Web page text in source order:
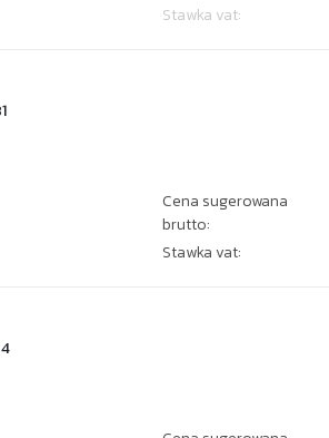
Stawka vat:
Cena sugerowana
brutto:
Stawka vat: